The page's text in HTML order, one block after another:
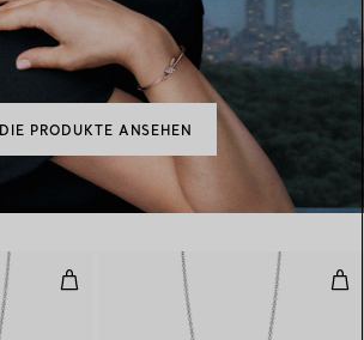
DIE PRODUKTE ANSEHEN
Diamonds by the Yard®